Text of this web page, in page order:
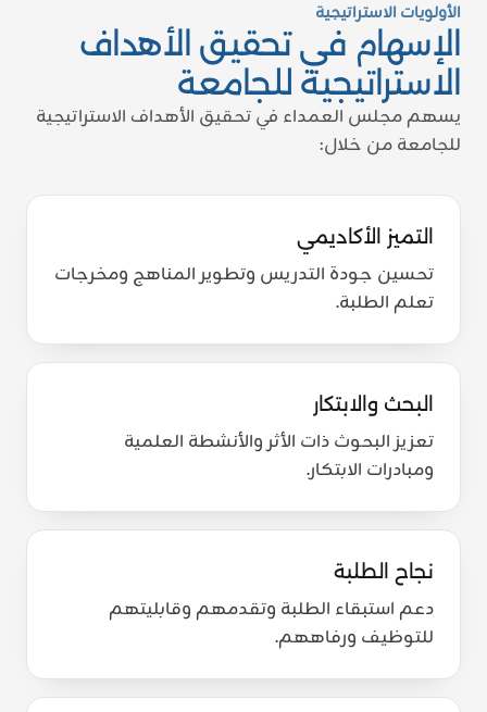
الأولويات الاستراتيجية
الإسهام في تحقيق الأهداف
الاستراتيجية للجامعة
يسهم مجلس العمداء في تحقيق الأهداف الاستراتيجية
للجامعة من خلال:
التميز الأكاديمي
تحسين جودة التدريس وتطوير المناهج ومخرجات
تعلم الطلبة.
البحث والابتكار
تعزيز البحوث ذات الأثر والأنشطة العلمية
ومبادرات الابتكار.
نجاح الطلبة
دعم استبقاء الطلبة وتقدمهم وقابليتهم
للتوظيف ورفاههم.